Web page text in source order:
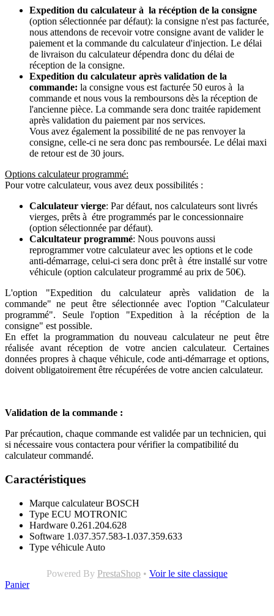
Expedition du calculateur à la récéption de la consigne
(option sélectionnée par défaut): la consigne n'est pas facturée,
nous attendons de recevoir votre consigne avant de valider le
paiement et la commande du calculateur d'injection. Le délai
de livraison du calculateur dépendra donc du délai de
réception de la consigne.
Expedition du calculateur après validation de la
commande: la consigne vous est facturée 50 euros à la
commande et nous vous la remboursons dès la réception de
l'ancienne pièce. La commande sera donc traitée rapidement
après validation du paiement par nos services.
Vous avez également la possibilité de ne pas renvoyer la
consigne, celle-ci ne sera donc pas remboursée. Le délai maxi
de retour est de 30 jours.
Options calculateur programmé:
Pour votre calculateur, vous avez deux possibilités :
Calculateur vierge: Par défaut, nos calculateurs sont livrés
vierges, prêts à étre programmés par le concessionnaire
(option sélectionnée par défaut).
Calcultateur programmé: Nous pouvons aussi
reprogrammer votre calculateur avec les options et le code
anti-démarrage, celui-ci sera donc prêt à étre installé sur votre
véhicule (option calculateur programmé au prix de 50€).
L'option "Expedition du calculateur après validation de la
commande" ne peut être sélectionnée avec l'option "Calculateur
programmé". Seule l'option "Expedition à la récéption de la
consigne" est possible.
En effet la programmation du nouveau calculateur ne peut être
réalisée avant réception de votre ancien calculateur. Certaines
données propres à chaque véhicule, code anti-démarrage et options,
doivent obligatoirement être récupérées de votre ancien calculateur.
Validation de la commande :
Par précaution, chaque commande est validée par un technicien, qui
si nécessaire vous contactera pour vérifier la compatibilité du
calculateur commandé.
Caractéristiques
Marque calculateur BOSCH
Type ECU MOTRONIC
Hardware 0.261.204.628
Software 1.037.357.583-1.037.359.633
Type véhicule Auto
Powered By PrestaShop • Voir le site classique
Panier